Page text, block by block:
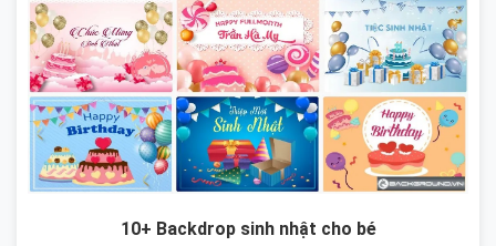
10+ Backdrop sinh nhật cho bé